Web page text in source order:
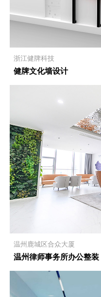
浙江健牌科技
健牌文化墙设计
温州鹿城区合众大厦
温州律师事务所办公整装